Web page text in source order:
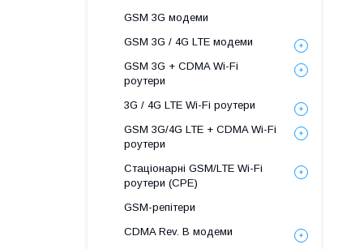
GSM 3G модеми
GSM 3G / 4G LTE модеми
GSM 3G + CDMA Wi-Fi
роутери
3G / 4G LTE Wi-Fi роутери
GSM 3G/4G LTE + CDMA Wi-Fi
роутери
Стаціонарні GSM/LTE Wi-Fi
роутери (CPE)
GSM-репітери
CDMA Rev. B модеми